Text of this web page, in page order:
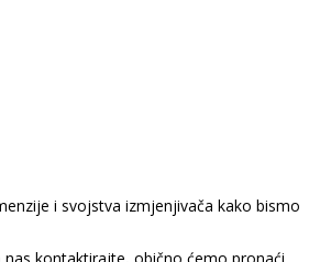
i svojstva izmjenjivača kako bismo